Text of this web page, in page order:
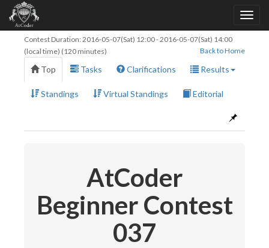
Contest Duration: 2016-05-07(Sat) 12:00-2016-05-07(Sat) 14:00
(local time) (120 minutes)
Back to Home
Top Tasks Clarifications Results
Standings Virtual Standings Editorial
AtCoder
Beginner Contest
037